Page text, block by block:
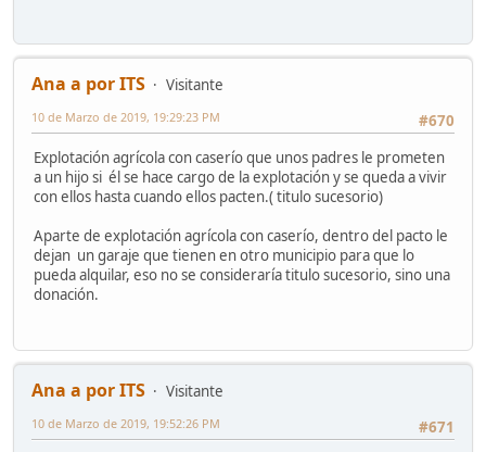
Ana a por ITS
Visitante
#670
10 de Marzo de 2019, 19:29:23 PM
Explotación agrícola con caserío que unos padres le prometen
a un hijo si él se hace cargo de la explotación y se queda a vivir
con ellos hasta cuando ellos pacten.( titulo sucesorio)
Aparte de explotación agrícola con caserío, dentro del pacto le
dejan un garaje que tienen en otro municipio para que lo
pueda alquilar, eso no se consideraría titulo sucesorio, sino una
donación.
Ana a por ITS
Visitante
#671
10 de Marzo de 2019, 19:52:26 PM